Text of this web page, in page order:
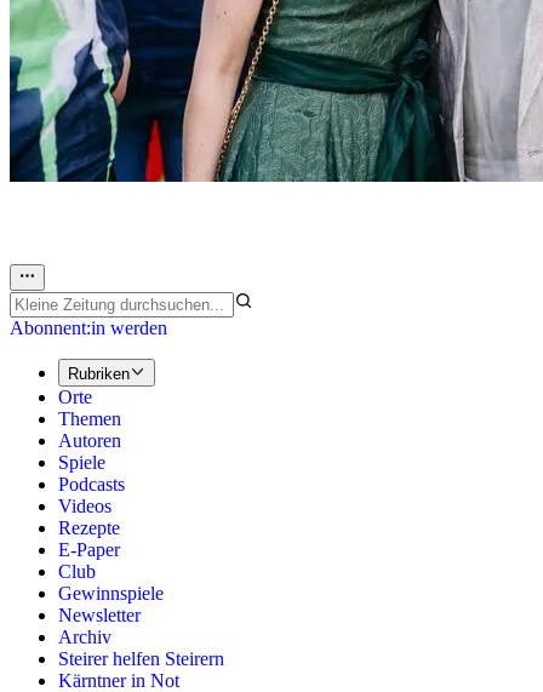
Abonnent:in werden
Rubriken
Orte
Themen
Autoren
Spiele
Podcasts
Videos
Rezepte
E-Paper
Club
Gewinnspiele
Newsletter
Archiv
Steirer helfen Steirern
Kärntner in Not